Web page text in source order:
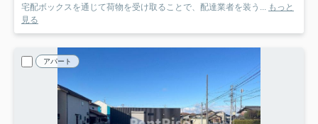
宅配ボックスを通じて荷物を受け取ることで、配達業者を装う... もっと
見る
アパート